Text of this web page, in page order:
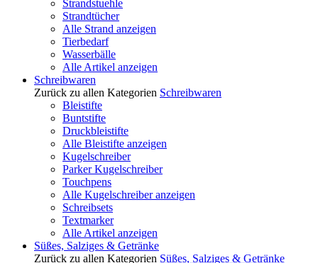
Strandstuehle
Strandtücher
Alle Strand anzeigen
Tierbedarf
Wasserbälle
Alle Artikel anzeigen
Schreibwaren
Zurück zu allen Kategorien Schreibwaren
Bleistifte
Buntstifte
Druckbleistifte
Alle Bleistifte anzeigen
Kugelschreiber
Parker Kugelschreiber
Touchpens
Alle Kugelschreiber anzeigen
Schreibsets
Textmarker
Alle Artikel anzeigen
Süßes, Salziges & Getränke
Zurück zu allen Kategorien Süßes, Salziges & Getränke